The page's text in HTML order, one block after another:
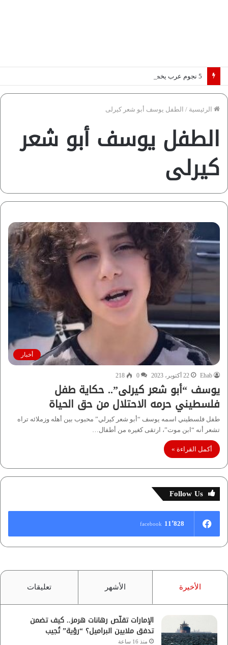
الرئيسية / الطفل يوسف أبو شعر كيرلى
الطفل يوسف أبو شعر
كيرلى
أخبار
Ehab 22 أكتوبر، 2023 0
218
يوسف “أبو شعر كيرلى”.. حكاية طفل
فلسطيني حرمه الاحتلال من حق الحياة
طفل فلسطيني اسمه يوسف “أبو شعر كيرلي” محبوب بين أهله وزملائه تراه
تشعر أنه “ابن موت”، ارتقى كغيره من أطفال…
أكمل القراءة »
Follow Us
11٬828 facebook
الأخيرة الأشهر تعليقات
الإمارات تقلّص رهانات هرمز.. كيف تضمن
تدفق ملايين البراميل؟ “رؤية” تُجيب
منذ 16 ساعة